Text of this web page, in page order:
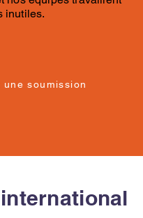
inutiles.
une soumission